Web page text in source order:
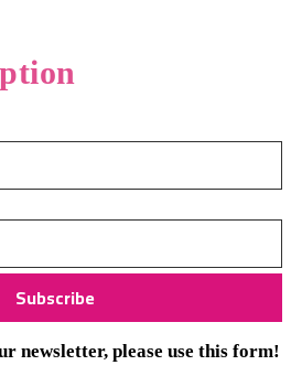
newsletter, please use this form!